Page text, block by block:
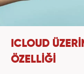
ICLOUD
ÖZELLİĞİ